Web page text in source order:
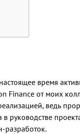
время
Finance от моих
ведь
руководстве
разработок.